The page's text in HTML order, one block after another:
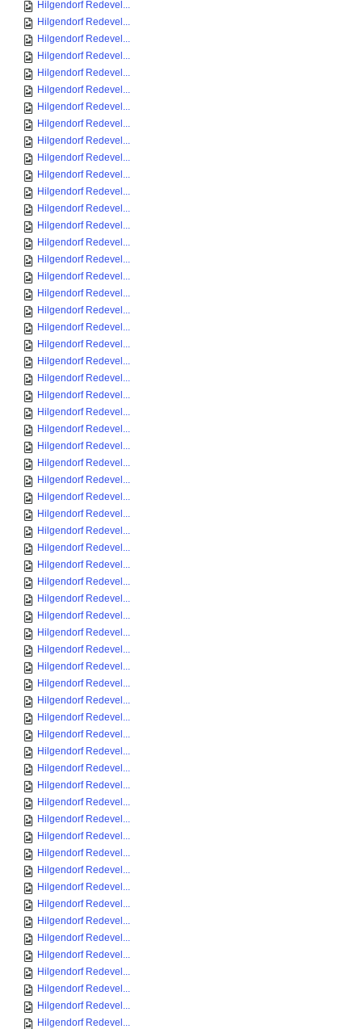
Hilgendorf Redevel...
Hilgendorf Redevel...
Hilgendorf Redevel...
Hilgendorf Redevel...
Hilgendorf Redevel...
Hilgendorf Redevel...
Hilgendorf Redevel...
Hilgendorf Redevel...
Hilgendorf Redevel...
Hilgendorf Redevel...
Hilgendorf Redevel...
Hilgendorf Redevel...
Hilgendorf Redevel...
Hilgendorf Redevel...
Hilgendorf Redevel...
Hilgendorf Redevel...
Hilgendorf Redevel...
Hilgendorf Redevel...
Hilgendorf Redevel...
Hilgendorf Redevel...
Hilgendorf Redevel...
Hilgendorf Redevel...
Hilgendorf Redevel...
Hilgendorf Redevel...
Hilgendorf Redevel...
Hilgendorf Redevel...
Hilgendorf Redevel...
Hilgendorf Redevel...
Hilgendorf Redevel...
Hilgendorf Redevel...
Hilgendorf Redevel...
Hilgendorf Redevel...
Hilgendorf Redevel...
Hilgendorf Redevel...
Hilgendorf Redevel...
Hilgendorf Redevel...
Hilgendorf Redevel...
Hilgendorf Redevel...
Hilgendorf Redevel...
Hilgendorf Redevel...
Hilgendorf Redevel...
Hilgendorf Redevel...
Hilgendorf Redevel...
Hilgendorf Redevel...
Hilgendorf Redevel...
Hilgendorf Redevel...
Hilgendorf Redevel...
Hilgendorf Redevel...
Hilgendorf Redevel...
Hilgendorf Redevel...
Hilgendorf Redevel...
Hilgendorf Redevel...
Hilgendorf Redevel...
Hilgendorf Redevel...
Hilgendorf Redevel...
Hilgendorf Redevel...
Hilgendorf Redevel...
Hilgendorf Redevel...
Hilgendorf Redevel...
Hilgendorf Redevel...
Hilgendorf Redevel...